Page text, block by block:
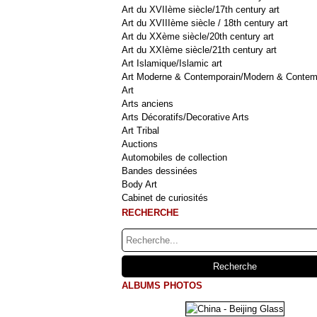
Art du XVIIème siècle/17th century art
Art du XVIIIème siècle / 18th century art
Art du XXème siècle/20th century art
Art du XXIème siècle/21th century art
Art Islamique/Islamic art
Art Moderne & Contemporain/Modern &
Art
Arts anciens
Arts Décoratifs/Decorative Arts
Art Tribal
Auctions
Automobiles de collection
Bandes dessinées
Body Art
Cabinet de curiosités
RECHERCHE
ALBUMS PHOTOS